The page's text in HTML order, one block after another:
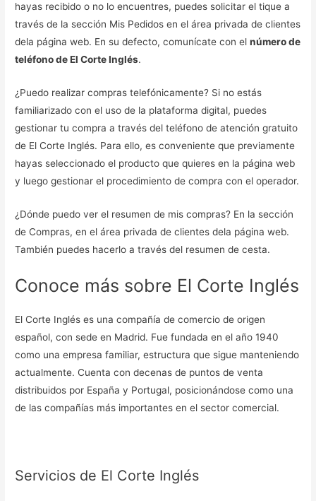
hayas recibido o no lo encuentres, puedes solicitar el tique a
través de la sección Mis Pedidos en el área privada de clientes
dela página web. En su defecto, comunícate con elnúmero de
teléfono de El Corte Inglés.
¿Puedo realizar compras telefónicamente? Si no estás
familiarizado con el uso de la plataforma digital, puedes
gestionar tu compra a través del teléfono de atención gratuito
de El Corte Inglés. Para ello, es conveniente que previamente
hayas seleccionado el producto que quieres en la página web
y luego gestionar el procedimiento de compra con el operador.
¿Dónde puedo ver el resumen de mis compras? En la sección
de Compras, en el área privada de clientes dela página web.
También puedes hacerlo a través del resumen de cesta.
Conoce más sobre El Corte Inglés
El Corte Inglés es una compañía de comercio de origen
español, con sede en Madrid. Fue fundada en el año 1940
como una empresa familiar, estructura que sigue manteniendo
actualmente. Cuenta con decenas de puntos de venta
distribuidos por España y Portugal, posicionándose como una
de las compañías más importantes en el sector comercial.
Servicios de El Corte Inglés